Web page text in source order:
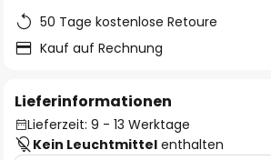
50 Tage kostenlose Retoure
Kauf auf Rechnung
Lieferinformationen
Lieferzeit: 9 - 13 Werktage
Kein Leuchtmittel enthalten